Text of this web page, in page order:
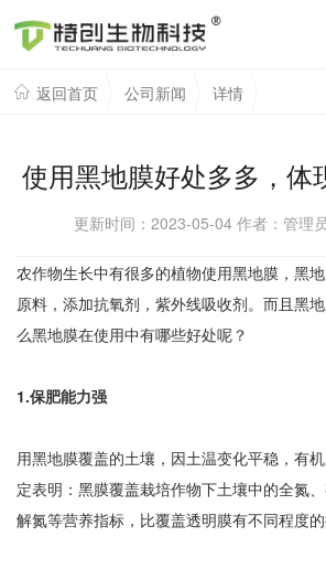
返回首页 公司新闻 详情
使用黑地膜好处多多，体
更新时间：2023-05-04 作者：管理
农作物生长中有很多的植物使用黑地膜，黑
原料，添加抗氧剂，紫外线吸收剂。而且黑
么黑地膜在使用中有哪些好处呢？
1.保肥能力强
用黑地膜覆盖的土壤，因土温变化平稳，有
定表明：黑膜覆盖栽培作物下土壤中的全氮、
解氮等营养指标，比覆盖透明膜有不同程度的